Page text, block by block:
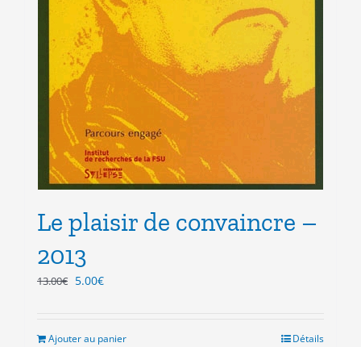
Le plaisir de convaincre –
2013
13.00€ Le
5.00€Le
est :
Ajouter au panier Détails